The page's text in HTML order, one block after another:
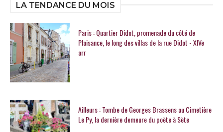
LA TENDANCE DU MOIS
Paris : Quartier Didot, promenade du côté de
Plaisance, le long des villas de la rue Didot - XIVe
arr
Ailleurs : Tombe de Georges Brassens au Cimetière
Le Py, la dernière demeure du poète à Sète